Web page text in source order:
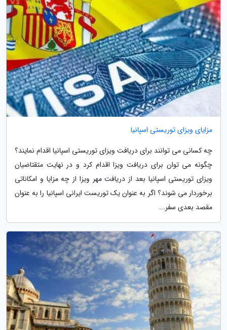
مزایای ویزای توریستی اسپانیا
چه کسانی می توانند برای دریافت ویزای توریستی اسپانیا اقدام نمایند؟
چگونه می توان برای دریافت ویزا اقدام کرد و در نهایت متقتاضیان
ویزای توریستی اسپانیا بعد از دریافت مهر ویزا از چه مزایا و امکاناتی
برخوردار می شوند؟ اگر به عنوان یک توریست ایرانی اسپانیا را به عنوان
مقصد بعدی سفر...